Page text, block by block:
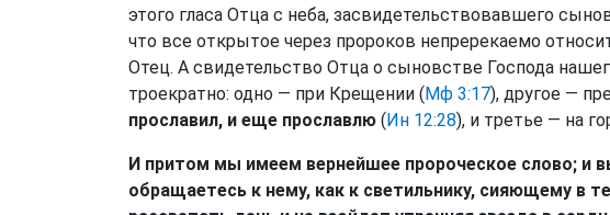
этого гласа Отца с неба, засвидетельствовавшего
что все открытое через пророков непререкаемо
Отец. А свидетельство Отца о сыновстве Господа
троекратно: одно — при Крещении (Мф 3:17), другое —
прославил, и еще прославлю (Ин 12:28), и третье — на
И притом мы имеем вернейшее пророческое слово; и
обращаетесь к нему, как к светильнику, сияющему в